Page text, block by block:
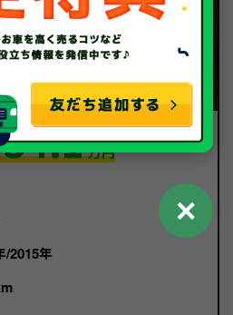
34.1万円
/2015年
✕